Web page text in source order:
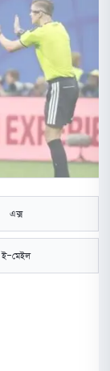
এক্স
ই-মেইল